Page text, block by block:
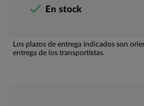
 En stock
Los plazos de entrega indicados son
entrega de los transportistas.